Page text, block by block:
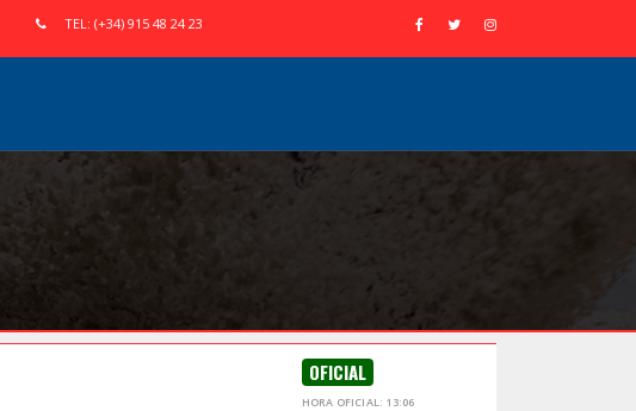
TEL: (+34) 915 48 24 23
OFICIAL
HORA OFICIAL: 13:06